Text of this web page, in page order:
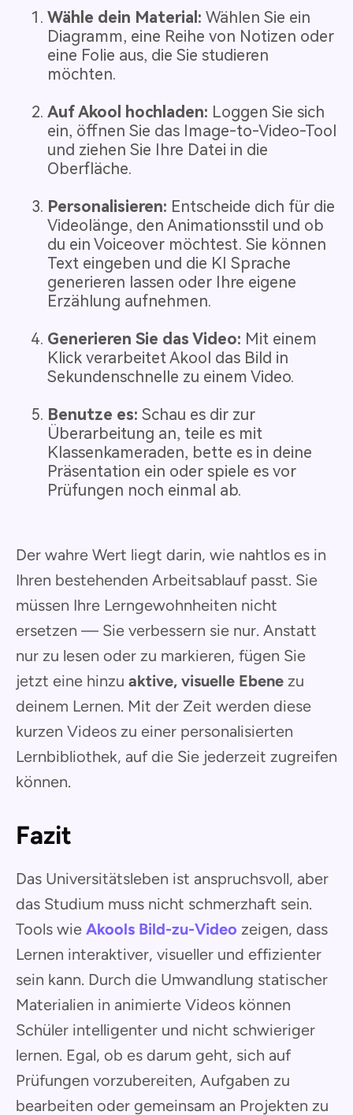
Wähle dein Material: Wählen Sie ein
Diagramm, eine Reihe von Notizen oder
eine Folie aus, die Sie studieren
möchten.
Auf Akool hochladen: Loggen Sie sich
ein, öffnen Sie das Image-to-Video-Tool
und ziehen Sie Ihre Datei in die
Oberfläche.
Personalisieren: Entscheide dich für die
Videolänge, den Animationsstil und ob
du ein Voiceover möchtest. Sie können
Text eingeben und die KI Sprache
generieren lassen oder Ihre eigene
Erzählung aufnehmen.
Generieren Sie das Video: Mit einem
Klick verarbeitet Akool das Bild in
Sekundenschnelle zu einem Video.
Benutze es: Schau es dir zur
Überarbeitung an, teile es mit
Klassenkameraden, bette es in deine
Präsentation ein oder spiele es vor
Prüfungen noch einmal ab.
Der wahre Wert liegt darin, wie nahtlos es in
Ihren bestehenden Arbeitsablauf passt. Sie
müssen Ihre Lerngewohnheiten nicht
ersetzen — Sie verbessern sie nur. Anstatt
nur zu lesen oder zu markieren, fügen Sie
jetzt eine hinzu aktive, visuelle Ebene zu
deinem Lernen. Mit der Zeit werden diese
kurzen Videos zu einer personalisierten
Lernbibliothek, auf die Sie jederzeit zugreifen
können.
Fazit
Das Universitätsleben ist anspruchsvoll, aber
das Studium muss nicht schmerzhaft sein.
Tools wie Akools Bild-zu-Video zeigen, dass
Lernen interaktiver, visueller und effizienter
sein kann. Durch die Umwandlung statischer
Materialien in animierte Videos können
Schüler intelligenter und nicht schwieriger
lernen. Egal, ob es darum geht, sich auf
Prüfungen vorzubereiten, Aufgaben zu
bearbeiten oder gemeinsam an Projekten zu